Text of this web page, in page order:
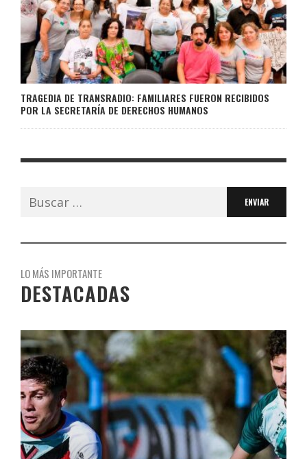
TRAGEDIA DE TRANSRADIO: FAMILIARES FUERON RECIBIDOS
POR LA SECRETARÍA DE DERECHOS HUMANOS
Buscar:
LO MÁS IMPORTANTE
DESTACADAS